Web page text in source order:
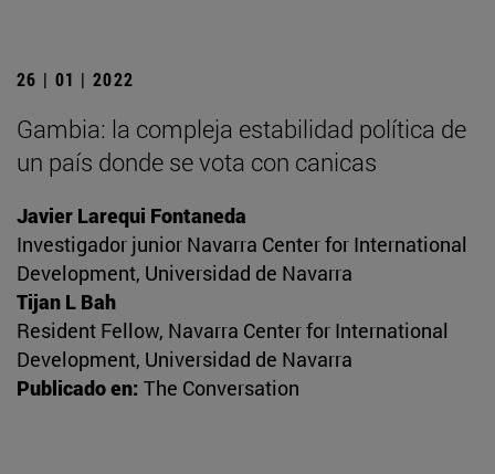
26 | 01 | 2022
Gambia: la compleja estabilidad política de
un país donde se vota con canicas
Javier Larequi Fontaneda
Investigador junior Navarra Center for International
Development, Universidad de Navarra
Tijan L Bah
Resident Fellow, Navarra Center for International
Development, Universidad de Navarra
Publicado en: The Conversation